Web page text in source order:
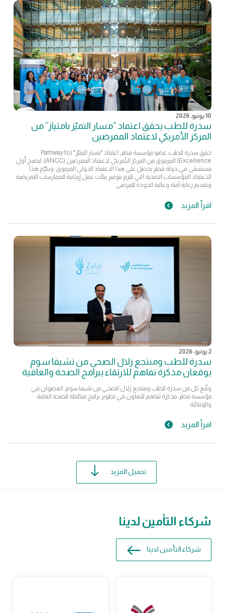
10 يونيو, 2026
سدرة للطب يحقق اعتماد “مسار التميّز بامتياز” من
المركز الأمريكي لاعتماد الممرضين
حقق سدرة للطب، عضو مؤسسة قطر، اعتماد "مسار التميّز" (Pathway to
Excellence) المرموق من المركز الأمريكي لاعتماد الممرضين (ANCC)، ليصبح أول
مستشفى في دولة قطر يحصل على هذا الاعتماد الدولي المرموق. ويكرّم هذا
الاعتماد المؤسسات الصحية التي تلتزم بتوفير بيئات عمل إيجابية للممارسات التمريضية
وتقديم رعاية آمنة وعالية الجودة للمرضى.
اقرأ المزيد
2 يونيو, 2026
سدرة للطب ومنتجع زلال الصحي من تشيفا سوم
يوقعان مذكرة تفاهم للارتقاء ببرامج الصحة والعافية
وقّع كل من سدرة للطب ومنتجع زلال الصحي من تشيفا سوم، العضوان في
مؤسسة قطر، مذكرة تفاهم للتعاون في تطوير برامج متكاملة للصحة العامة
والوقائية.
اقرأ المزيد
تحميل المزيد
شركاء التأمين لدينا
شركاء التأمين لدينا